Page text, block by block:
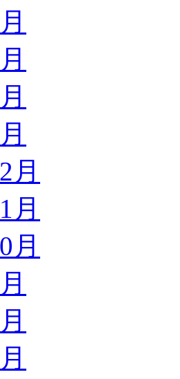
月
月
月